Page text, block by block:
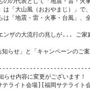
は「大山風（おおやまじ）」で
は「地震・雷・火事・台風」、
ンザの大流行の兆しが... ご家
らせ」と「キャンペーンのご案
せ内容に変更がございます！
テライト会場][福岡サテライト